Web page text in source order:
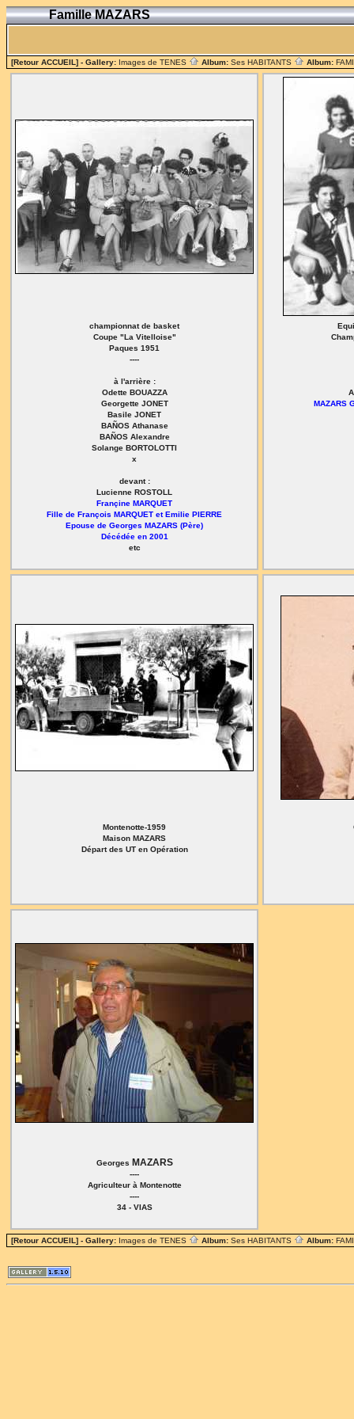
Famille MAZARS
[Retour ACCUEIL] - Gallery: Images de TENES Album: Ses HABITANTS Album:
championnat de basket
Coupe "La Vitelloise"
Paques 1951
----
à l'arrière :
Odette BOUAZZA
Georgette JONET
Basile JONET
BAÑOS Athanase
BAÑOS Alexandre
Solange BORTOLOTTI
x
devant :
Lucienne ROSTOLL
Françine MARQUET
Fille de François MARQUET et Emilie PIERRE
Epouse de Georges MAZARS (Père)
Décédée en 2001
etc
MAZARS
Montenotte-1959
Maison MAZARS
Départ des UT en Opération
Georges MAZARS
----
Agriculteur à Montenotte
----
34 - VIAS
[Retour ACCUEIL] - Gallery: Images de TENES Album: Ses HABITANTS Album: